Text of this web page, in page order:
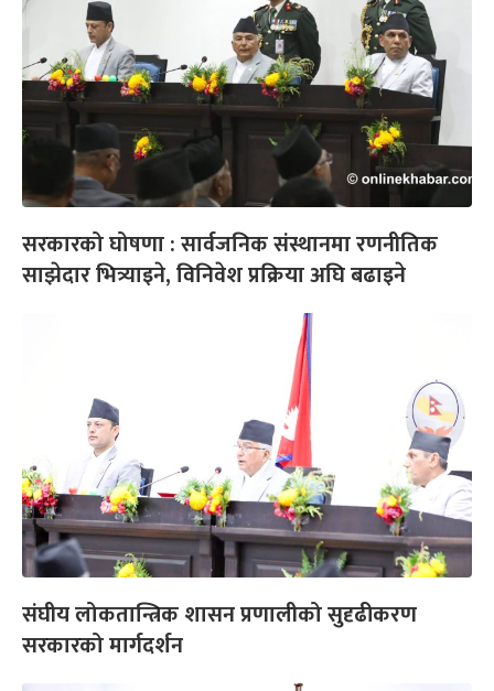
सरकारको घोषणा : सार्वजनिक संस्थानमा रणनीतिक
साझेदार भित्र्याइने, विनिवेश प्रक्रिया अघि बढाइने
संघीय लोकतान्त्रिक शासन प्रणालीको सुदृढीकरण
सरकारको मार्गदर्शन